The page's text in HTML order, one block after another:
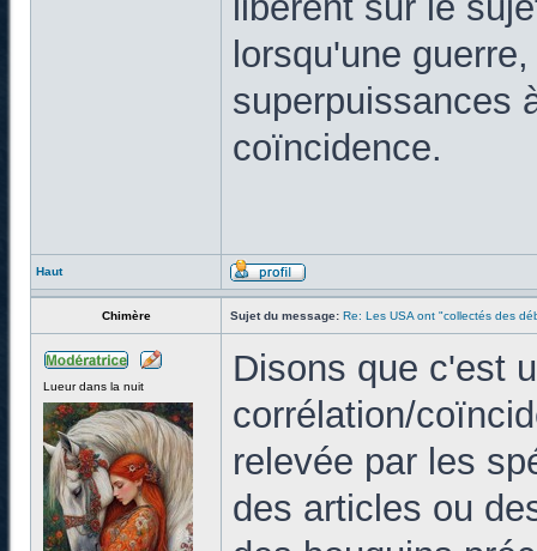
lorsqu'une
superpuissances
coïncidence.
Haut
Chimère Sujet du message: Re: Les USA ont "collectés des
Lueur dans la nuit
Disons que c'est
corrélation/
relevée par les
des articles ou